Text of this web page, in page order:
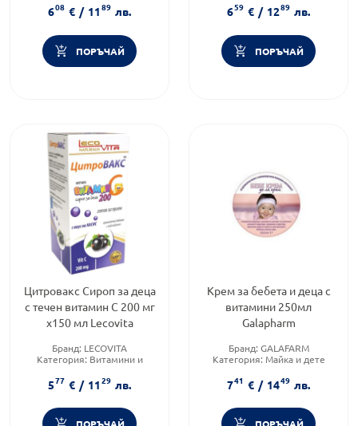
608 € / 1189 лв.
ПОРЪЧАЙ
659 € / 1289 лв.
ПОРЪЧАЙ
Цитровакс Сироп за деца
с течен витамин С 200 мг
х150 мл Lecovita
Бранд: LECOVITA
Категория: Витамини и
Форма на продукта:сироп
577 € / 1129 лв.
Крем за бебета и деца с
витамини 250мл
Galapharm
Бранд: GALAFARM
Категория: Майка и дете
741 € / 1449 лв.